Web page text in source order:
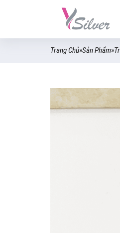
Trang Chủ»Sản Phẩm»